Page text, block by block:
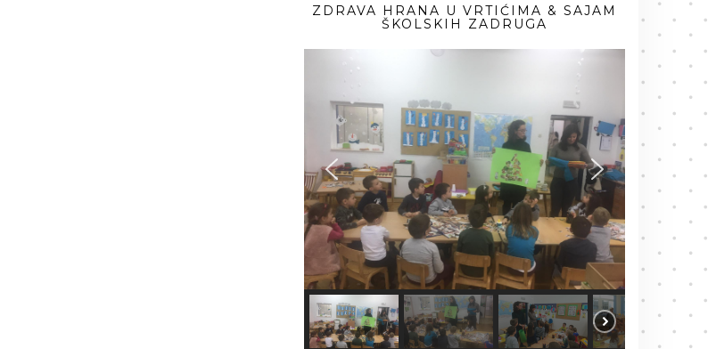
ZDRAVA HRANA U VRTIĆIMA & SAJAM
ŠKOLSKIH ZADRUGA